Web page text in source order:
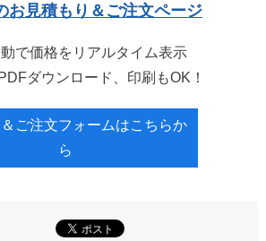
お見積もり＆ご注文ページ
で価格をリアルタイム表示
ダウンロード、印刷もOK！
ご注文フォームはこちらか
ら